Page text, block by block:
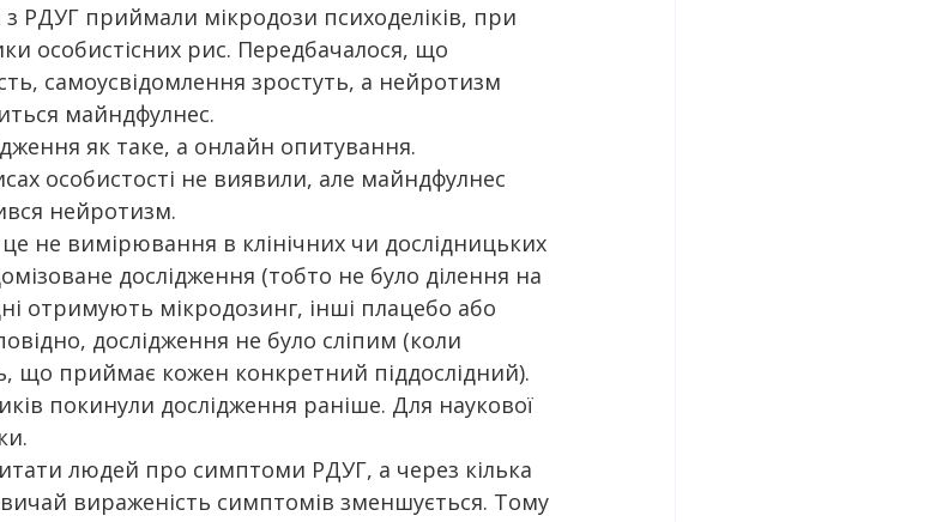
РДУГ приймали мікродози психоделіків, при
особистісних рис. Передбачалося, що
самоусвідомлення зростуть, а нейротизм
майндфулнес.
як таке, а онлайн опитування.
особистості не виявили, але майндфулнес
нейротизм.
не вимірювання в клінічних чи дослідницьких
дослідження (тобто не було ділення на
отримують мікродозинг, інші плацебо або
дослідження не було сліпим (коли
що приймає кожен конкретний піддослідний).
покинули дослідження раніше. Для наукової
людей про симптоми РДУГ, а через кілька
вираженість симптомів зменшується. Тому